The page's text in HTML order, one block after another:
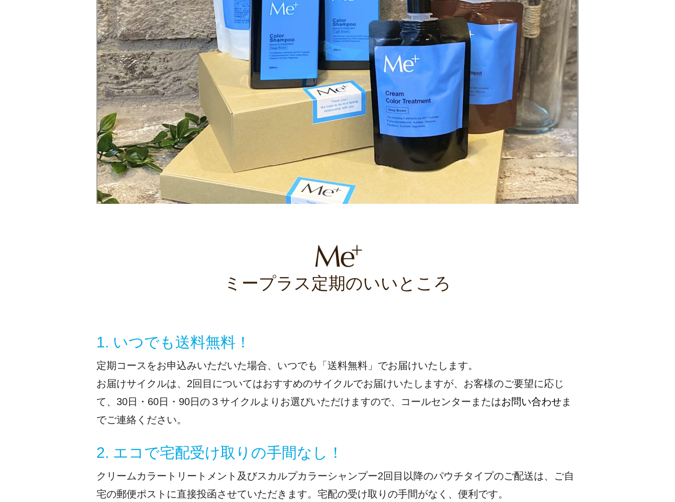
ミープラス定期のいいところ
1. いつでも送料無料！
定期コースをお申込みいただいた場合、いつでも「送料無料」でお届けいたします。
お届けサイクルは、2回目についてはおすすめのサイクルでお届けいたしますが、お客様のご要望に応じ
て、30日・60日・90日の３サイクルよりお選びいただけますので、コールセンターまたはお問い合わせま
でご連絡ください。
2. エコで宅配受け取りの手間なし！
クリームカラートリートメント及びスカルプカラーシャンプー2回目以降のパウチタイプのご配送は、ご自
宅の郵便ポストに直接投函させていただきます。宅配の受け取りの手間がなく、便利です。